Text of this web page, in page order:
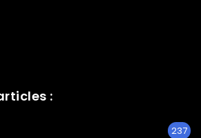
:
237